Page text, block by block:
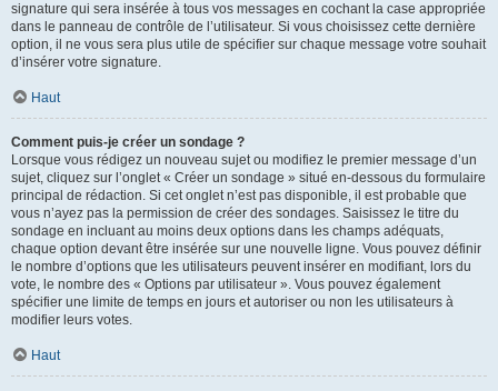
signature qui sera insérée à tous vos messages en cochant la case appropriée
dans le panneau de contrôle de l’utilisateur. Si vous choisissez cette dernière
option, il ne vous sera plus utile de spécifier sur chaque message votre souhait
d’insérer votre signature.
Haut
Comment puis-je créer un sondage ?
Lorsque vous rédigez un nouveau sujet ou modifiez le premier message d’un
sujet, cliquez sur l’onglet « Créer un sondage » situé en-dessous du formulaire
principal de rédaction. Si cet onglet n’est pas disponible, il est probable que
vous n’ayez pas la permission de créer des sondages. Saisissez le titre du
sondage en incluant au moins deux options dans les champs adéquats,
chaque option devant être insérée sur une nouvelle ligne. Vous pouvez définir
le nombre d’options que les utilisateurs peuvent insérer en modifiant, lors du
vote, le nombre des « Options par utilisateur ». Vous pouvez également
spécifier une limite de temps en jours et autoriser ou non les utilisateurs à
modifier leurs votes.
Haut